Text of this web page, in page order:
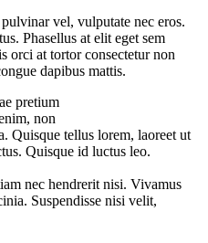
vel, vulputate nec eros.
Phasellus at elit eget sem
orci at tortor consectetur non
dapibus mattis.
pretium
non
Quisque tellus lorem, laoreet ut
Quisque id luctus leo.
nec hendrerit nisi. Vivamus
Suspendisse nisi velit,